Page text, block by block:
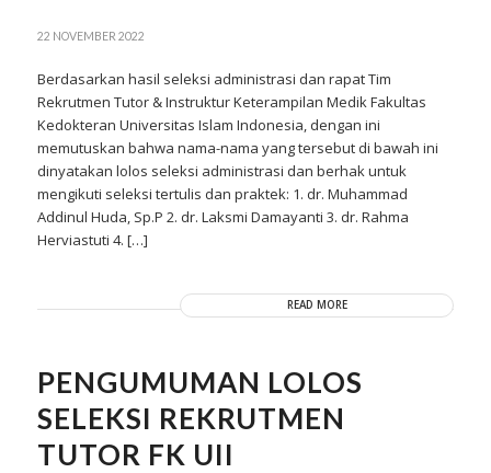
22 NOVEMBER 2022
Berdasarkan hasil seleksi administrasi dan rapat Tim
Rekrutmen Tutor & Instruktur Keterampilan Medik Fakultas
Kedokteran Universitas Islam Indonesia, dengan ini
memutuskan bahwa nama-nama yang tersebut di bawah ini
dinyatakan lolos seleksi administrasi dan berhak untuk
mengikuti seleksi tertulis dan praktek: 1. dr. Muhammad
Addinul Huda, Sp.P 2. dr. Laksmi Damayanti 3. dr. Rahma
Herviastuti 4. […]
READ MORE
PENGUMUMAN LOLOS
SELEKSI REKRUTMEN
TUTOR FK UII